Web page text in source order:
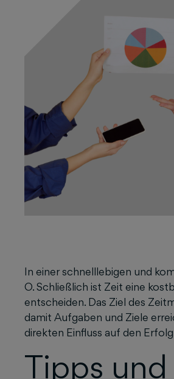
In einer schnelllebigen und
O. Schließlich ist Zeit eine
entscheiden. Das Ziel des
damit Aufgaben und Ziele
direkten Einfluss auf den
Tipps